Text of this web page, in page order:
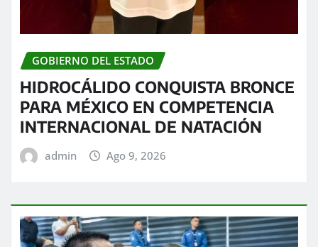
GOBIERNO DEL ESTADO
HIDROCÁLIDO CONQUISTA BRONCE
PARA MÉXICO EN COMPETENCIA
INTERNACIONAL DE NATACIÓN
admin Ago 9, 2026